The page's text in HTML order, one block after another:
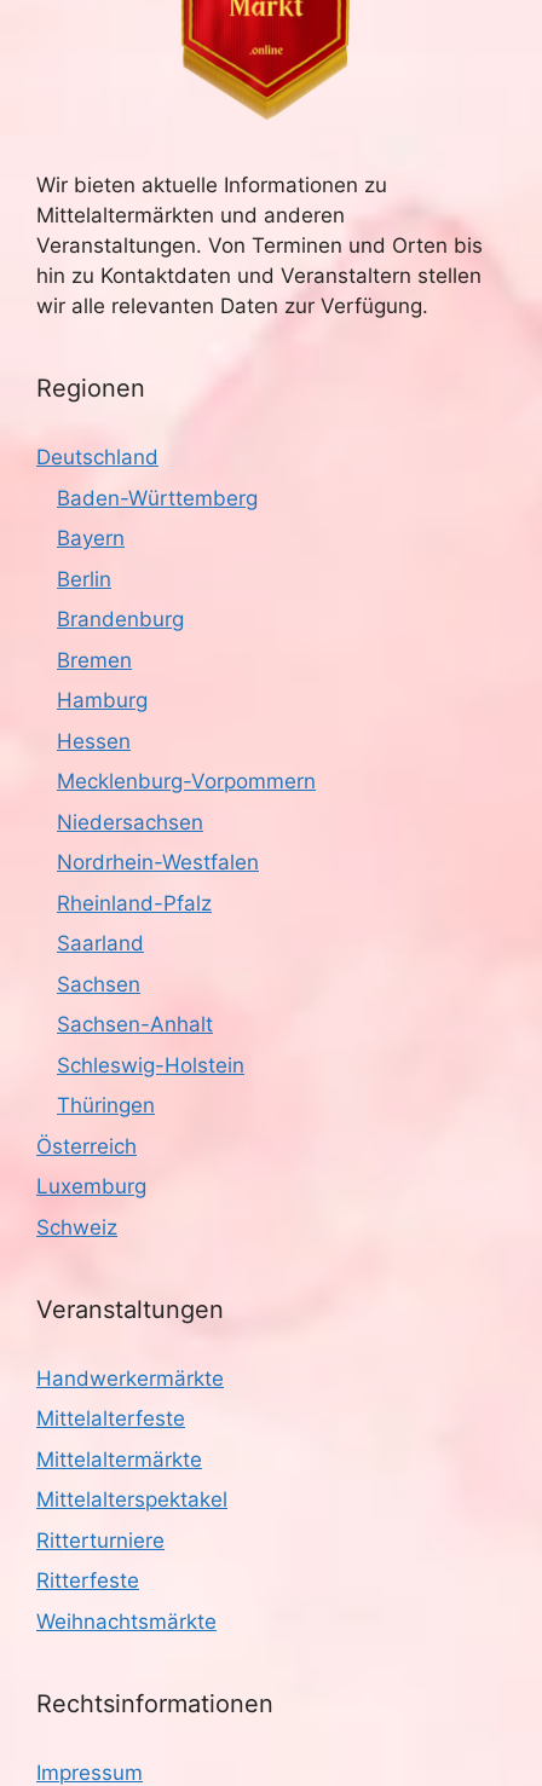
Wir bieten aktuelle Informationen zu
Mittelaltermärkten und anderen
Veranstaltungen. Von Terminen und Orten bis
hin zu Kontaktdaten und Veranstaltern stellen
wir alle relevanten Daten zur Verfügung.
Regionen
Deutschland
Baden-Württemberg
Bayern
Berlin
Brandenburg
Bremen
Hamburg
Hessen
Mecklenburg-Vorpommern
Niedersachsen
Nordrhein-Westfalen
Rheinland-Pfalz
Saarland
Sachsen
Sachsen-Anhalt
Schleswig-Holstein
Thüringen
Österreich
Luxemburg
Schweiz
Veranstaltungen
Handwerkermärkte
Mittelalterfeste
Mittelaltermärkte
Mittelalterspektakel
Ritterturniere
Ritterfeste
Weihnachtsmärkte
Rechtsinformationen
Impressum